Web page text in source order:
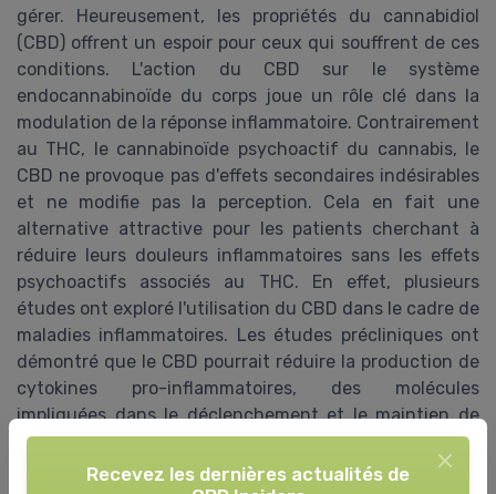
gérer. Heureusement, les propriétés du cannabidiol
(CBD) offrent un espoir pour ceux qui souffrent de ces
conditions. L'action du CBD sur le système
endocannabinoïde du corps joue un rôle clé dans la
modulation de la réponse inflammatoire. Contrairement
au THC, le cannabinoïde psychoactif du cannabis, le
CBD ne provoque pas d'effets secondaires indésirables
et ne modifie pas la perception. Cela en fait une
alternative attractive pour les patients cherchant à
réduire leurs douleurs inflammatoires sans les effets
psychoactifs associés au THC. En effet, plusieurs
études ont exploré l'utilisation du CBD dans le cadre de
maladies inflammatoires. Les études précliniques ont
démontré que le CBD pourrait réduire la production de
cytokines pro-inflammatoires, des molécules
impliquées dans le déclenchement et le maintien de
l'inflammation. Ces résultats suggèrent que le CBD
possède des propriétés anti-inflammatoires
Recevez les dernières actualités de